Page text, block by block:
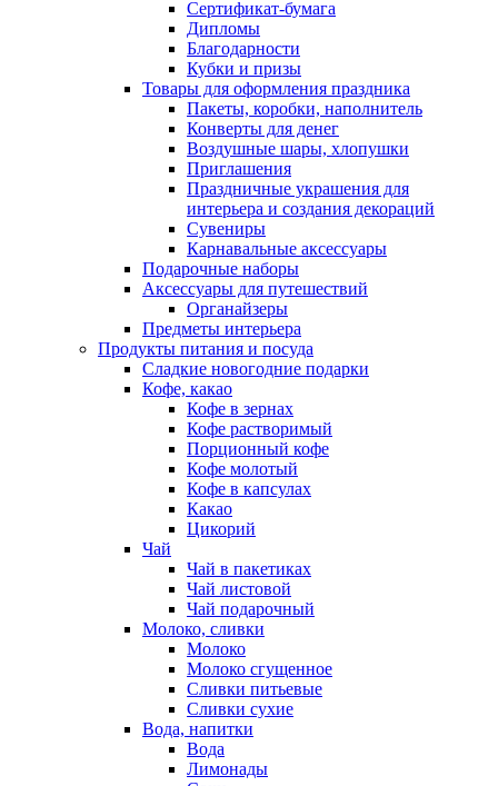
Сертификат-бумага
Дипломы
Благодарности
Кубки и призы
Товары для оформления праздника
Пакеты, коробки, наполнитель
Конверты для денег
Воздушные шары, хлопушки
Приглашения
Праздничные украшения для
интерьера и создания декораций
Сувениры
Карнавальные аксессуары
Подарочные наборы
Аксессуары для путешествий
Органайзеры
Предметы интерьера
Продукты питания и посуда
Сладкие новогодние подарки
Кофе, какао
Кофе в зернах
Кофе растворимый
Порционный кофе
Кофе молотый
Кофе в капсулах
Какао
Цикорий
Чай
Чай в пакетиках
Чай листовой
Чай подарочный
Молоко, сливки
Молоко
Молоко сгущенное
Сливки питьевые
Сливки сухие
Вода, напитки
Вода
Лимонады